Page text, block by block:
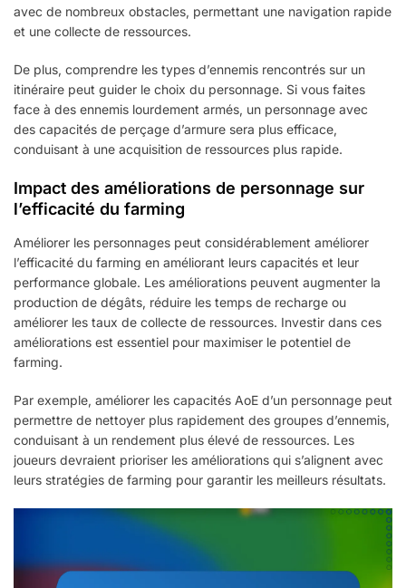
avec de nombreux obstacles, permettant une navigation rapide
et une collecte de ressources.
De plus, comprendre les types d’ennemis rencontrés sur un
itinéraire peut guider le choix du personnage. Si vous faites
face à des ennemis lourdement armés, un personnage avec
des capacités de perçage d’armure sera plus efficace,
conduisant à une acquisition de ressources plus rapide.
Impact des améliorations de personnage sur
l’efficacité du farming
Améliorer les personnages peut considérablement améliorer
l’efficacité du farming en améliorant leurs capacités et leur
performance globale. Les améliorations peuvent augmenter la
production de dégâts, réduire les temps de recharge ou
améliorer les taux de collecte de ressources. Investir dans ces
améliorations est essentiel pour maximiser le potentiel de
farming.
Par exemple, améliorer les capacités AoE d’un personnage peut
permettre de nettoyer plus rapidement des groupes d’ennemis,
conduisant à un rendement plus élevé de ressources. Les
joueurs devraient prioriser les améliorations qui s’alignent avec
leurs stratégies de farming pour garantir les meilleurs résultats.